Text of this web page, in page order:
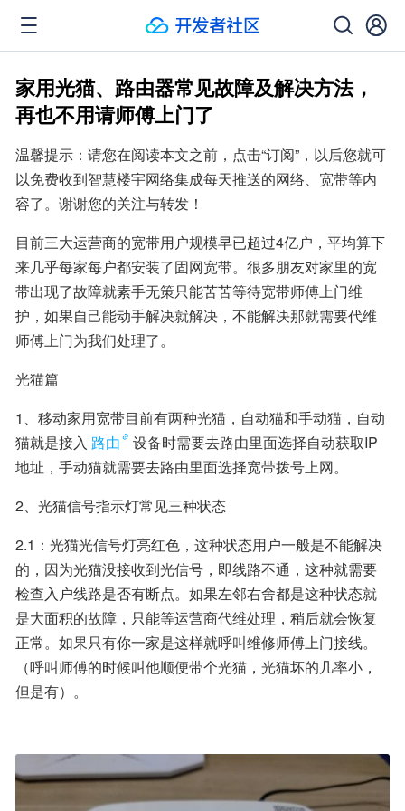
家用光猫、路由器常见故障及解决方法，
再也不用请师傅上门了
温馨提示：请您在阅读本文之前，点击“订阅”，以后您就可
以免费收到智慧楼宇网络集成每天推送的网络、宽带等内
容了。谢谢您的关注与转发！
目前三大运营商的宽带用户规模早已超过4亿户，平均算下
来几乎每家每户都安装了固网宽带。很多朋友对家里的宽
带出现了故障就素手无策只能苦苦等待宽带师傅上门维
护，如果自己能动手解决就解决，不能解决那就需要代维
师傅上门为我们处理了。
光猫篇
1、移动家用宽带目前有两种光猫，自动猫和手动猫，自动
猫就是接入 路由
设备时需要去路由里面选择自动获取IP
地址，手动猫就需要去路由里面选择宽带拨号上网。
2、光猫信号指示灯常见三种状态
2.1：光猫光信号灯亮红色，这种状态用户一般是不能解决
的，因为光猫没接收到光信号，即线路不通，这种就需要
检查入户线路是否有断点。如果左邻右舍都是这种状态就
是大面积的故障，只能等运营商代维处理，稍后就会恢复
正常。如果只有你一家是这样就呼叫维修师傅上门接线。
（呼叫师傅的时候叫他顺便带个光猫，光猫坏的几率小，
但是有）。